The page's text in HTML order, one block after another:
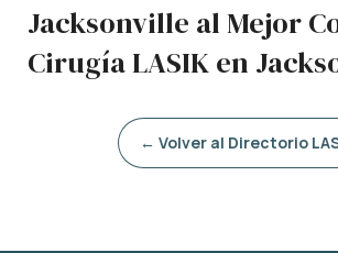
Jacksonville al Mejor
Cirugía LASIK en
← Volver al Directorio